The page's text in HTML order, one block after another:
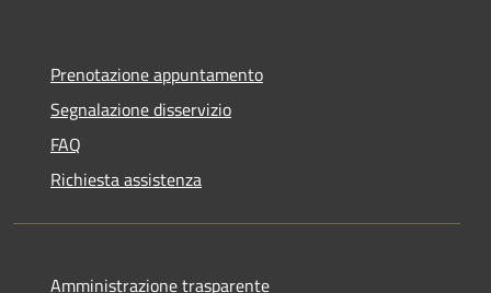
Prenotazione appuntamento
Segnalazione disservizio
FAQ
Richiesta assistenza
Amministrazione trasparente